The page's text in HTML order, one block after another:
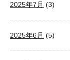
2025年7月 (3)
2025年6月 (5)